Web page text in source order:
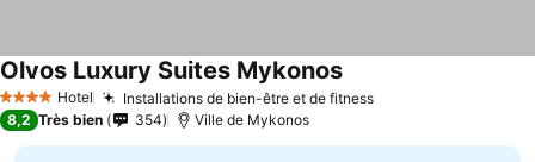
4 Étoiles Hotel Installations de bien-être et de fitness
Olvos Luxury Suites Mykonos
8,2 Très bien 354 Ville de Mykonos